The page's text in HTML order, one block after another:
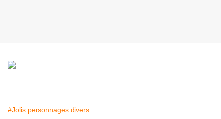
#Jolis personnages divers